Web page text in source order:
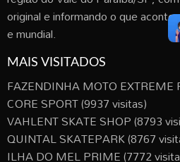
original e informando o que
e mundial.
MAIS VISITADOS
FAZENDINHA MOTO EXTREME
CORE SPORT(9937 visitas)
VAHLENT SKATE SHOP(8793
QUINTAL SKATEPARK(8767
ILHA DO MEL PRIME(7772